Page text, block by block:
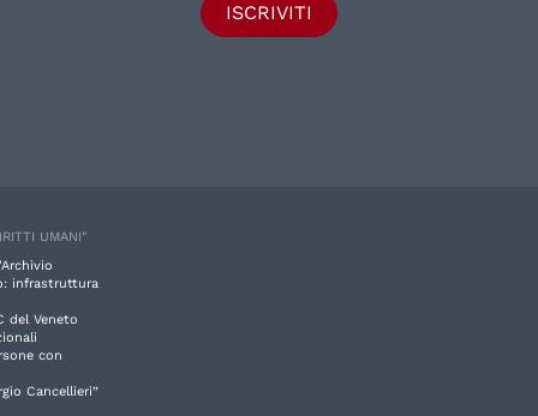
ISCRIVITI
UMANI"
infrastruttura
del Veneto
con
Cancellieri”